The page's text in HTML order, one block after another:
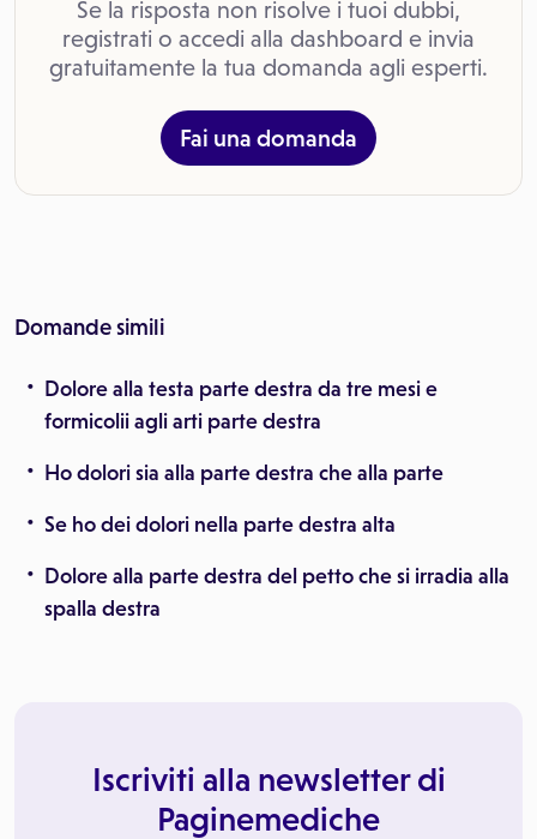
Se la risposta non risolve i tuoi dubbi,
registrati o accedi alla dashboard e invia
gratuitamente la tua domanda agli esperti.
Fai una domanda
Domande simili
Dolore alla testa parte destra da tre mesi e
formicolii agli arti parte destra
Ho dolori sia alla parte destra che alla parte
Se ho dei dolori nella parte destra alta
Dolore alla parte destra del petto che si irradia alla
spalla destra
Iscriviti alla newsletter di
Paginemediche